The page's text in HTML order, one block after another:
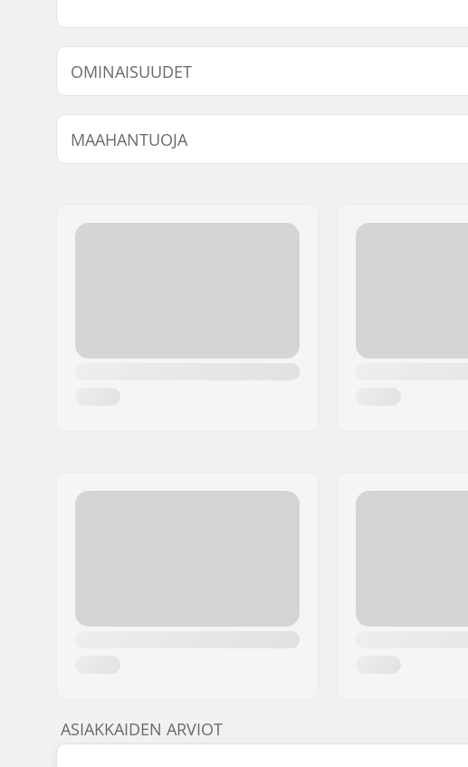
OMINAISUUDET
BMX-tyyppi:
Freestyle BMX
Vanteen Materiaali:
BMX Vanne:
Rear
takalaakerit
MAAHANTUOJA
ASIAKKAIDEN ARVIOT